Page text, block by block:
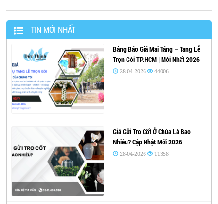
TIN MỚI NHẤT
Bảng Báo Giá Mai Táng – Tang Lễ
Trọn Gói TP.HCM | Mới Nhất 2026
28-04-2026 44006
Giá Gửi Tro Cốt Ở Chùa Là Bao
Nhiêu? Cập Nhật Mới 2026
28-04-2026 11358